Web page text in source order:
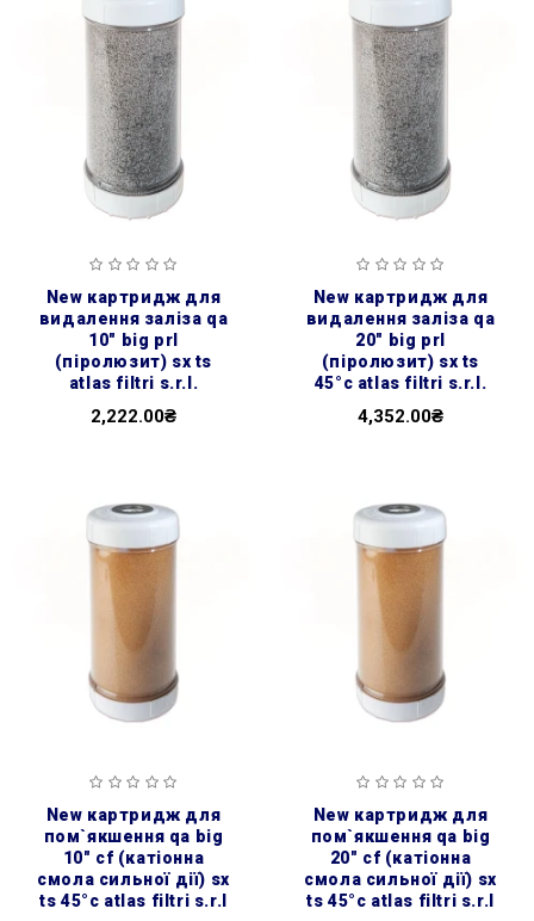
new картридж для
видалення заліза qa
10″ big prl
(піролюзит) sx ts
atlas filtri s.r.l.
2,222.00₴
new картридж для
видалення заліза qa
20″ big prl
(піролюзит) sx ts
45°c atlas filtri s.r.l.
4,352.00₴
new картридж для
пом`якшення qa big
10″ cf (катіонна
смола сильної дії) sx
ts 45°c atlas filtri s.r.l
new картридж для
пом`якшення qa big
20″ cf (катіонна
смола сильної дії) sx
ts 45°c atlas filtri s.r.l